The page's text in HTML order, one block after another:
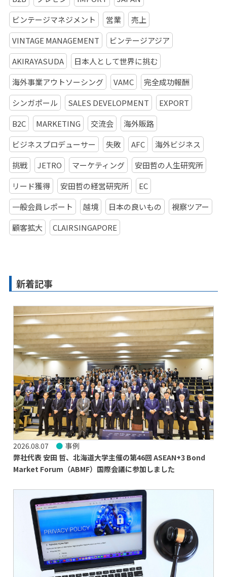
ビンテージマネジメント
営業
売上
VINTAGE MANAGEMENT
ビンテージアジア
AKIRAYASUDA
日本人として世界に挑む
海外事業アウトソーシング
VAMC
完全成功報酬
シンガポール
SALES DEVELOPMENT
EXPORT
B2C
MARKETING 交流会
海外販路
ビジネスプロデューサー
失敗 AFC
海外ビジネス
挑戦
JETRO マーケティング
安田哲の人生研究所
リード獲得
安田哲の経営研究所
EC
一般会員レポート
越境 日本の良いもの
視察ツアー
顧客拡大
CLAIRSINGAPORE
新着記事
2026.08.07
事例
弊社代表 安田 哲、北海道大学主催の第46回 ASEAN+3 Bond
Market Forum（ABMF）国際会議に参加しました